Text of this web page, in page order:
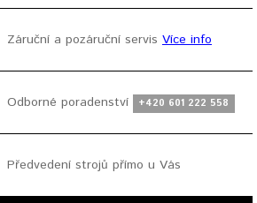
Záruční a pozáruční servis Více info
Odborné poradenství +420 601 222 558
Předvedení strojů přímo u Vás